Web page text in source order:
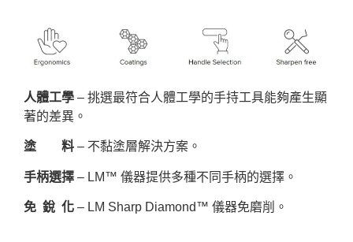
人體工學 – 挑選最符合人體工學的手持工具能夠產生顯
著的差異。
塗 料 – 不黏塗層解決方案。
手柄選擇 – LM™ 儀器提供多種不同手柄的選擇。
免 銳 化 – LM Sharp Diamond™ 儀器免磨削。